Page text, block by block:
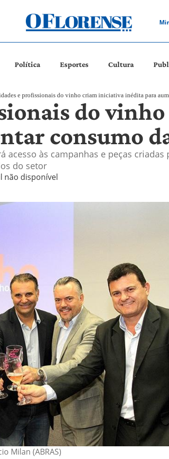
Política Esportes Cultura
e profissionais do vinho criam iniciativa inédita para
do
consumo
às campanhas e peças
do setor
não disponível
Milan (ABRAS)